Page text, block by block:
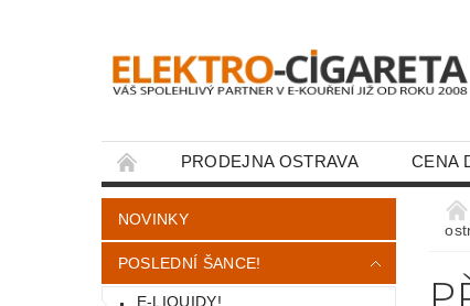
PRODEJNA OSTRAVA CENA
KONTAKTY
NOVINKY
POSLEDNÍ ŠANCE!
E-LIQUIDY!